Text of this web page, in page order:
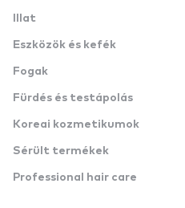
Illat
Eszközök és kefék
Fogak
Fürdés és testápolás
Koreai kozmetikumok
Sérült termékek
Professional hair care